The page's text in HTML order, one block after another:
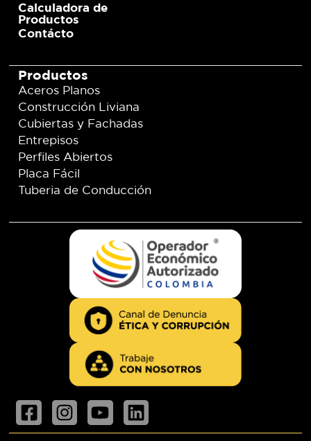
Calculadora de
Productos
Contácto
Productos
Aceros Planos
Construcción Liviana
Cubiertas y Fachadas
Entrepisos
Perfiles Abiertos
Placa Fácil
Tuberia de Conducción